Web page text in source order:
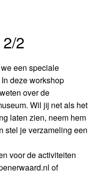
2
een speciale
deze workshop
over de
Wil jij net als het
laten zien, neem hem
stel je verzameling een
voor de activiteiten
of